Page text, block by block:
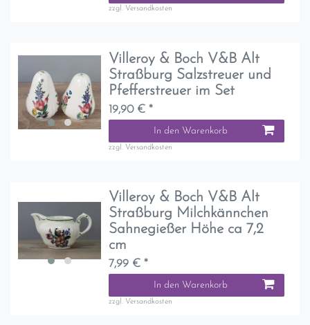
zzgl. Versandkosten
Villeroy & Boch V&B Alt
Straßburg Salzstreuer und
Pfefferstreuer im Set
19,90 € *
In den Warenkorb
zzgl. Versandkosten
Villeroy & Boch V&B Alt
Straßburg Milchkännchen
Sahnegießer Höhe ca 7,2
cm
7,99 € *
In den Warenkorb
zzgl. Versandkosten